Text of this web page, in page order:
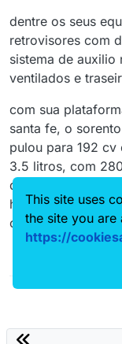
dentre os seus
retrovisores com
sistema de auxilio
ventilados e
com sua
santa fe, o
pulou para 192
3.5 litros, com
de seis
houveram
com aços mais
This site uses
the site you
https://